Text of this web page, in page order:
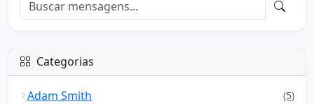
Categorias
Adam Smith (5)